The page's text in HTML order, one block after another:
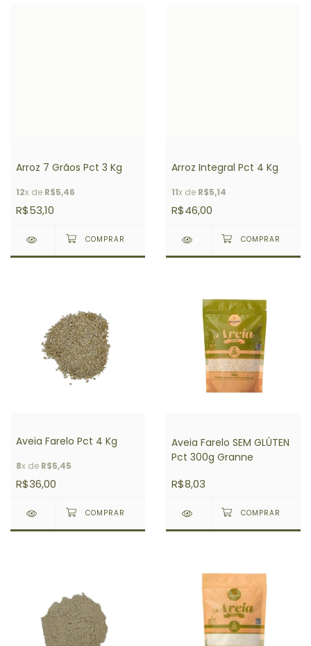
Arroz 7 Grãos Pct 3 Kg
12x de R$5,46
R$53,10
Arroz Integral Pct 4 Kg
11x de R$5,14
R$46,00
Aveia Farelo Pct 4 Kg
8x de R$5,45
R$36,00
Aveia Farelo SEM GLÚTEN
Pct 300g Granne
R$8,03